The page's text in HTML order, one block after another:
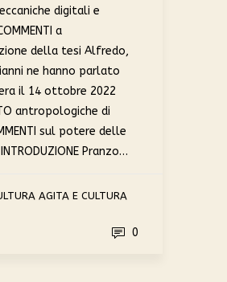
digitali e
a
della tesi Alfredo,
ne hanno parlato
il 14 ottobre 2022
antropologiche di
sul potere delle
Pranzo…
AGITA E CULTURA
0